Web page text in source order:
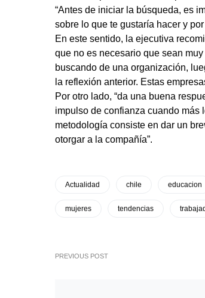
“Antes de iniciar la búsqueda, es
sobre lo que te gustaría hacer y
En este sentido, la ejecutiva
que no es necesario que sean
buscando de una organización,
la reflexión anterior. Estas
Por otro lado, “da una buena
impulso de confianza cuando más
metodología consiste en dar un
otorgar a la compañía”.
Actualidad chile educacion
mujeres tendencias
PREVIOUS POST